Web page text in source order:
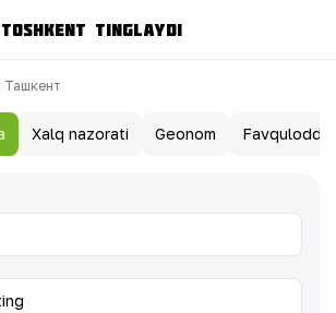
TOSHKENT TINGLAYDI
Ташкент
Xalq nazorati Geonom